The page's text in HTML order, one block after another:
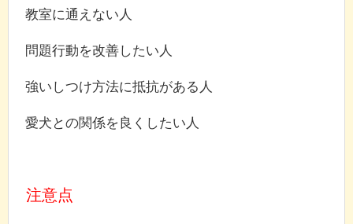
教室に通えない人
問題行動を改善したい人
強いしつけ方法に抵抗がある人
愛犬との関係を良くしたい人
注意点